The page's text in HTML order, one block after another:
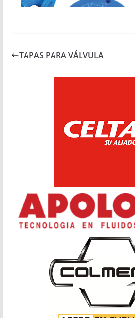
TAPAS PARA VÁLVULA